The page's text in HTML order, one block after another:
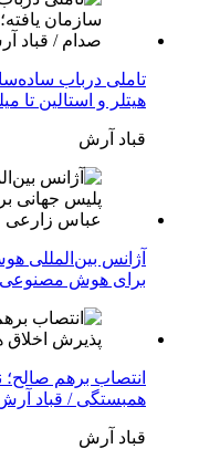
تاملی درباب
هیتلر و استالین تا
قباد آرش
آژانس بین‌المللی
برای هوش مصنوعی
انتصاب برهم صالح؛
همبستگی / قباد
قباد آرش